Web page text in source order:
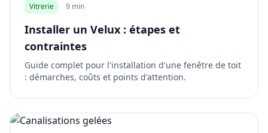
Vitrerie 9 min
Installer un Velux : étapes et
contraintes
Guide complet pour l'installation d'une fenêtre de toit
: démarches, coûts et points d'attention.